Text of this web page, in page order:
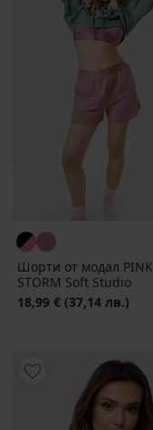
Шорти от модал PINK
STORM Soft Studio
18,99 € (37,14 лв.)